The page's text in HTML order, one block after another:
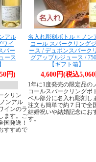
アル
ワイ
パー
ース
円)
クリン
ンアル
インのラ
ます。ご
国発送！
すすめで
名入れ彫刻ボトル × ノン
コール スパークリング
ース / デュポンスパーク
グアップルジュース /
【ギフト箱】
4,600円(税込
1年に1度発売の限定品の
コールスパークリングボ
ベル部分に名入れ彫刻し
注文も簡単で約７日で全
結婚祝いや結婚記念にお
す。